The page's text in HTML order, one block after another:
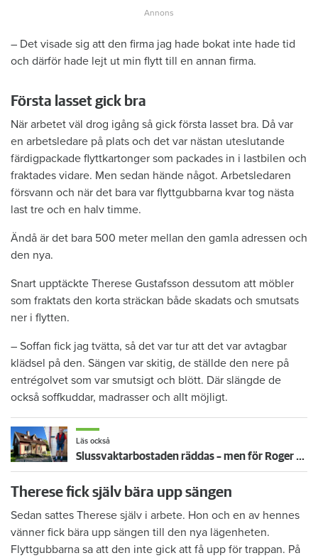
– Det visade sig att den firma jag hade bokat inte hade tid
och därför hade lejt ut min flytt till en annan firma.
Första lasset gick bra
När arbetet väl drog igång så gick första lasset bra. Då var
en arbetsledare på plats och det var nästan uteslutande
färdigpackade flyttkartonger som packades in i lastbilen och
fraktades vidare. Men sedan hände något. Arbetsledaren
försvann och när det bara var flyttgubbarna kvar tog nästa
last tre och en halv timme.
Ändå är det bara 500 meter mellan den gamla adressen och
den nya.
Snart upptäckte Therese Gustafsson dessutom att möbler
som fraktats den korta sträckan både skadats och smutsats
ner i flytten.
– Soffan fick jag tvätta, så det var tur att det var avtagbar
klädsel på den. Sängen var skitig, de ställde den nere på
entrégolvet som var smutsigt och blött. Där slängde de
också soffkuddar, madrasser och allt möjligt.
Läs också
Slussvaktarbostaden räddas – men för Roger har flytten redan gått: "Glad att det bevaras"
Therese fick själv bära upp sängen
Sedan sattes Therese själv i arbete. Hon och en av hennes
vänner fick bära upp sängen till den nya lägenheten.
Flyttgubbarna sa att den inte gick att få upp för trappan. På